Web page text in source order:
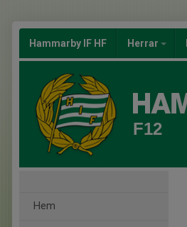
Hammarby IF HF Herrar
F12
Hem